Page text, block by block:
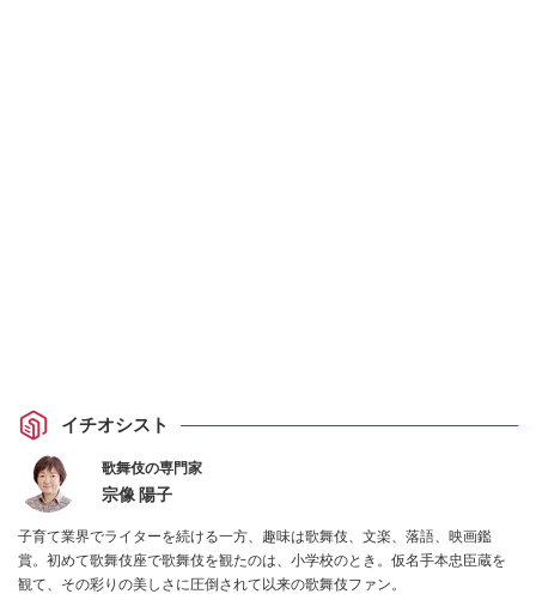
イチオシスト
歌舞伎の専門家
宗像 陽子
子育て業界でライターを続ける一方、趣味は歌舞伎、文楽、落語、映画鑑
賞。初めて歌舞伎座で歌舞伎を観たのは、小学校のとき。仮名手本忠臣蔵を
観て、その彩りの美しさに圧倒されて以来の歌舞伎ファン。